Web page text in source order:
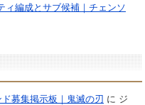
ィ編成とサブ候補｜チェンソ
ド募集掲示板｜鬼滅の刃 に ジ